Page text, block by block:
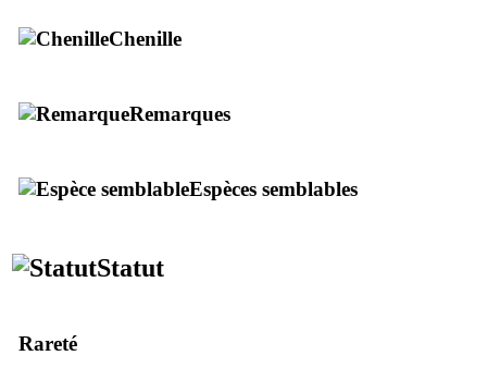
Chenille
Remarques
Espèces semblables
Statut
Rareté